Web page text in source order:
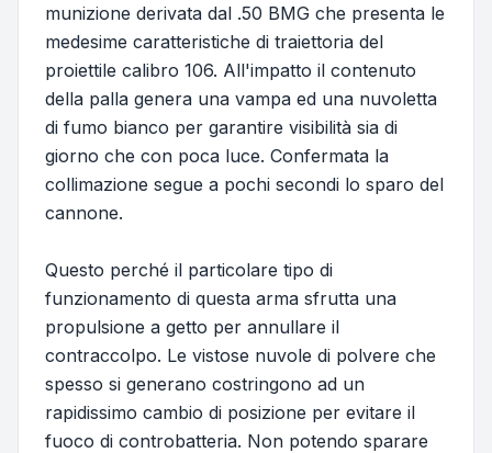
munizione derivata dal .50 BMG che presenta le
medesime caratteristiche di traiettoria del
proiettile calibro 106. All'impatto il contenuto
della palla genera una vampa ed una nuvoletta
di fumo bianco per garantire visibilità sia di
giorno che con poca luce. Confermata la
collimazione segue a pochi secondi lo sparo del
cannone.
Questo perché il particolare tipo di
funzionamento di questa arma sfrutta una
propulsione a getto per annullare il
contraccolpo. Le vistose nuvole di polvere che
spesso si generano costringono ad un
rapidissimo cambio di posizione per evitare il
fuoco di controbatteria. Non potendo sparare